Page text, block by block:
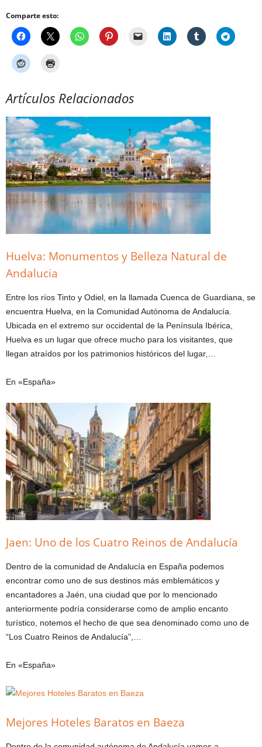
Comparte esto:
Artículos Relacionados
Huelva: Monumentos y Belleza Natural de
Andalucia
Entre los ríos Tinto y Odiel, en la llamada Cuenca de Guardiana, se
encuentra Huelva, en la Comunidad Autónoma de Andalucía.
Ubicada en el extremo sur occidental de la Península Ibérica,
Huelva es un lugar que ofrece mucho para los visitantes, que
llegan atraídos por los patrimonios históricos del lugar,…
En «España»
Jaen: Uno de los Cuatro Reinos de Andalucía
Dentro de la comunidad de Andalucía en España podemos
encontrar como uno de sus destinos más emblemáticos y
encantadores a Jaén, una ciudad que por lo mencionado
anteriormente podría considerarse como de amplio encanto
turístico, notemos el hecho de que sea denominado como uno de
“Los Cuatro Reinos de Andalucía”,…
En «España»
Mejores Hoteles Baratos en Baeza